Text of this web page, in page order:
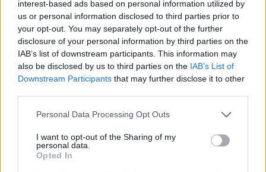
interest-based ads based on personal information utilized by
us or personal information disclosed to third parties prior to
your opt-out. You may separately opt-out of the further
disclosure of your personal information by third parties on the
IAB’s list of downstream participants. This information may
also be disclosed by us to third parties on the IAB’s List of
Downstream Participants that may further disclose it to other
Personal Data Processing Opt Outs
I want to opt-out of the Sharing of my
personal data.
Opted In
35,00€
Scegli
prodotto
Questo
prodotto